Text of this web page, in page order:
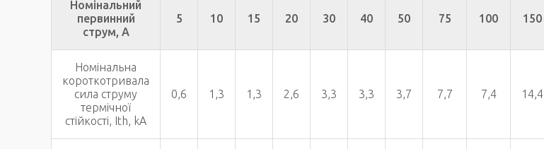
Номінальний
первинний
струм, А
5 10 15 20 30 40 50 75 100 150
Номінальна
короткотривала
сила струму
термічної
стійкості, Ith, kA
0,6 1,3 1,3 2,6 3,3 3,3 3,7 7,7 7,4 14,4